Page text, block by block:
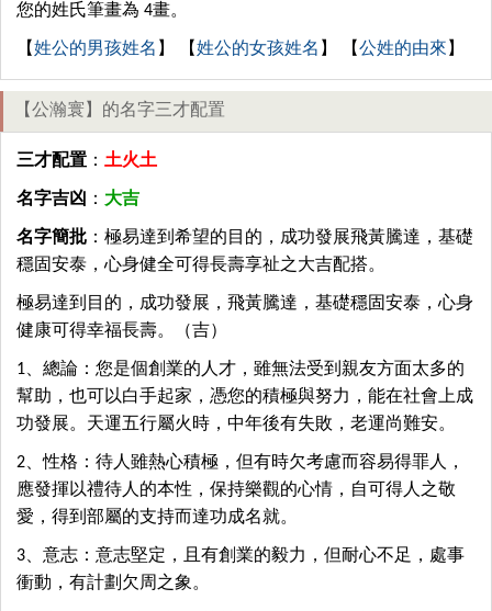
您的姓氏筆畫為 4畫。
【姓公的男孩姓名 】 【姓公的女孩姓名 】 【公姓的由來 】
【公瀚寰】的名字三才配置
三才配置 ： 土火土
名字吉凶 ： 大吉
名字簡批 ：極易達到希望的目的，成功發展飛黃騰達，基礎
穩固安泰，心身健全可得長壽享祉之大吉配搭。
極易達到目的，成功發展，飛黃騰達，基礎穩固安泰，心身
健康可得幸福長壽。（吉）
1、總論：您是個創業的人才，雖無法受到親友方面太多的
幫助，也可以白手起家，憑您的積極與努力，能在社會上成
功發展。天運五行屬火時，中年後有失敗，老運尚難安。
2、性格：待人雖熱心積極，但有時欠考慮而容易得罪人，
應發揮以禮待人的本性，保持樂觀的心情，自可得人之敬
愛，得到部屬的支持而達功成名就。
3、意志：意志堅定，且有創業的毅力，但耐心不足，處事
衝動，有計劃欠周之象。